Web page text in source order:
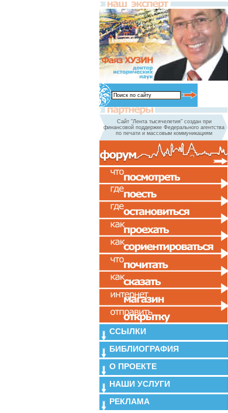
Сайт "Лента тысячелетия" создан при
финансовой поддержке Федерального агентства
по печати и массовым коммуникациям
ССЫЛКИ
БИБЛИОГРАФИЯ
О ПРОЕКТЕ
НАШИ УСЛУГИ
РЕКЛАМА